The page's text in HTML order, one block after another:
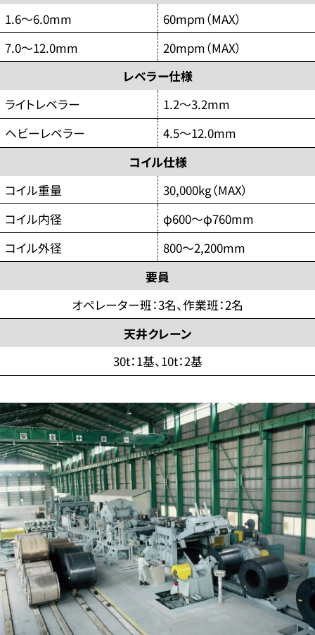
1.6～6.0mm
60mpm（MAX）
7.0～12.0mm
20mpm（MAX）
レベラー仕様
ライトレベラー
1.2～3.2mm
ヘビーレベラー
4.5～12.0mm
コイル仕様
コイル重量
30,000kg（MAX）
コイル内径
φ600～φ760mm
コイル外径
800～2,200mm
要員
オペレーター班：3名、作業班：2名
天井クレーン
30t：1基、10t：2基